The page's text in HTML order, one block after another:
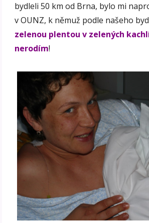
bydleli 50 km od Brna, bylo mi
v OUNZ, k němuž podle našeho
zelenou plentou v zelených
nerodím!